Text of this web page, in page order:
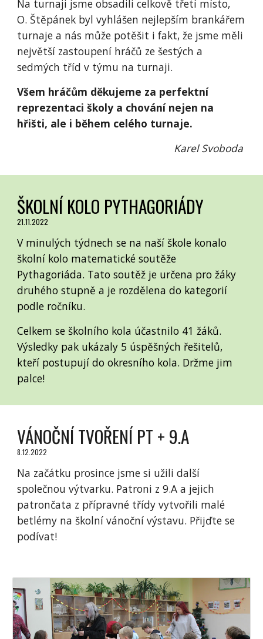
Na turnaji jsme obsadili celkově třetí místo,
O. Štěpánek byl vyhlášen nejlepším brankářem
turnaje a nás může potěšit i fakt, že jsme měli
největší zastoupení hráčů ze šestých a
sedmých tříd v týmu na turnaji.
Všem hráčům děkujeme za perfektní
reprezentaci školy a chování nejen na
hřišti, ale i během celého turnaje.
Karel Svoboda
ŠKOLNÍ KOLO PYTHAGORIÁDY
21.11.2022
V minulých týdnech se na naší škole konalo
školní kolo matematické soutěže
Pythagoriáda. Tato soutěž je určena pro žáky
druhého stupně a je rozdělena do kategorií
podle ročníku.
Celkem se školního kola účastnilo 41 žáků.
Výsledky pak ukázaly 5 úspěšných řešitelů,
kteří postupují do okresního kola. Držme jim
palce!
VÁNOČNÍ TVOŘENÍ PT + 9.A
8.12.2022
Na začátku prosince jsme si užili další
společnou výtvarku. Patroni z 9.A a jejich
patrončata z přípravné třídy vytvořili malé
betlémy na školní vánoční výstavu. Přijďte se
podívat!